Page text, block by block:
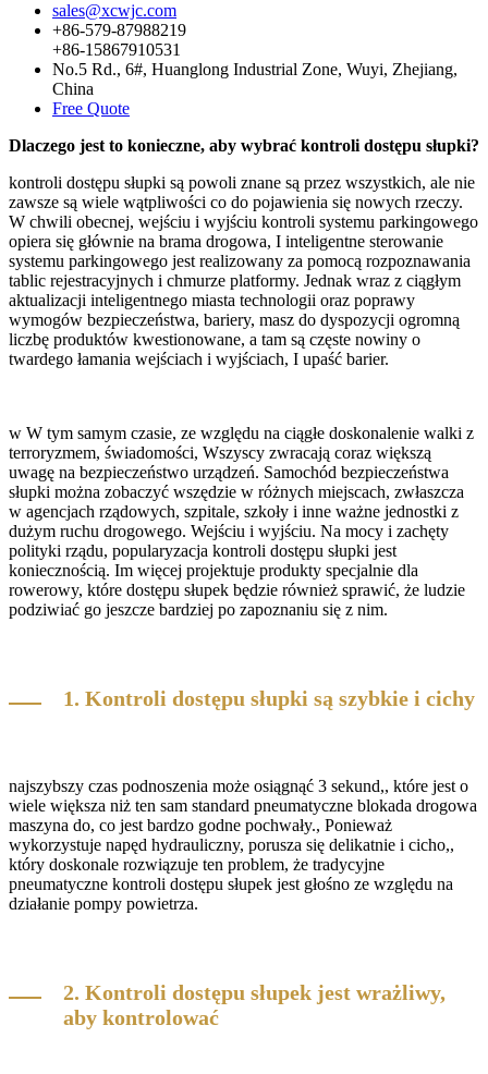
sales@xcwjc.com
+86-579-87988219
+86-15867910531
No.5 Rd., 6#, Huanglong Industrial Zone, Wuyi, Zhejiang,
China
Free Quote
Dlaczego jest to konieczne, aby wybrać kontroli dostępu słupki?
kontroli dostępu słupki są powoli znane są przez wszystkich, ale nie
zawsze są wiele wątpliwości co do pojawienia się nowych rzeczy.
W chwili obecnej, wejściu i wyjściu kontroli systemu parkingowego
opiera się głównie na brama drogowa, I inteligentne sterowanie
systemu parkingowego jest realizowany za pomocą rozpoznawania
tablic rejestracyjnych i chmurze platformy. Jednak wraz z ciągłym
aktualizacji inteligentnego miasta technologii oraz poprawy
wymogów bezpieczeństwa, bariery, masz do dyspozycji ogromną
liczbę produktów kwestionowane, a tam są częste nowiny o
twardego łamania wejściach i wyjściach, I upaść barier.
w W tym samym czasie, ze względu na ciągłe doskonalenie walki z
terroryzmem, świadomości, Wszyscy zwracają coraz większą
uwagę na bezpieczeństwo urządzeń. Samochód bezpieczeństwa
słupki można zobaczyć wszędzie w różnych miejscach, zwłaszcza
w agencjach rządowych, szpitale, szkoły i inne ważne jednostki z
dużym ruchu drogowego. Wejściu i wyjściu. Na mocy i zachęty
polityki rządu, popularyzacja kontroli dostępu słupki jest
koniecznością. Im więcej projektuje produkty specjalnie dla
rowerowy, które dostępu słupek będzie również sprawić, że ludzie
podziwiać go jeszcze bardziej po zapoznaniu się z nim.
1. Kontroli dostępu słupki są szybkie i cichy
najszybszy czas podnoszenia może osiągnąć 3 sekund,, które jest o
wiele większa niż ten sam standard pneumatyczne blokada drogowa
maszyna do, co jest bardzo godne pochwały., Ponieważ
wykorzystuje napęd hydrauliczny, porusza się delikatnie i cicho,,
który doskonale rozwiązuje ten problem, że tradycyjne
pneumatyczne kontroli dostępu słupek jest głośno ze względu na
działanie pompy powietrza.
2. Kontroli dostępu słupek jest wrażliwy,
aby kontrolować